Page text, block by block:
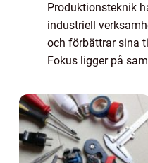
Produktionsteknik
industriell
och förbättrar sina
Fokus ligger på
När alla del...